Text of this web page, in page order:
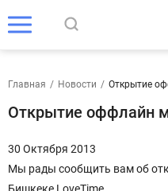
Главная / Новости / Открытие
Открытие оффлайн
30 Октября 2013
Мы рады сообщить вам об